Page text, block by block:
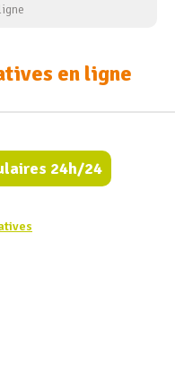
en ligne
24h/24